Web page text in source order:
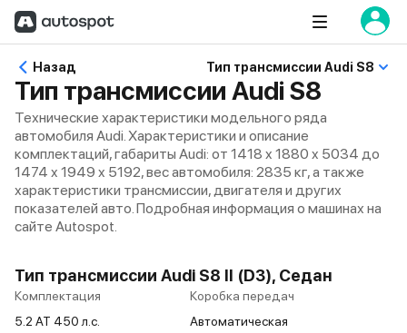
Назад Тип трансмиссии Audi S8
Тип трансмиссии Audi S8
Технические характеристики модельного ряда
автомобиля Audi. Характеристики и описание
комплектаций, габариты Audi: от 1418 x 1880 x 5034 до
1474 x 1949 x 5192, вес автомобиля: 2835 кг, а также
характеристики трансмиссии, двигателя и других
показателей авто. Подробная информация о машинах на
сайте Autospot.
Тип трансмиссии Audi S8 II (D3), Седан
Комплектация
Коробка передач
5.2 AT 450 л.c.
Автоматическая